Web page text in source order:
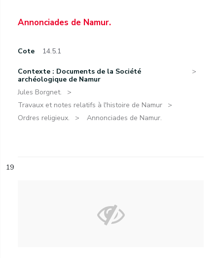
Annonciades de Namur.
Cote 14.5.1
Contexte : Documents de la Société
archéologique de Namur
Jules Borgnet.
Travaux et notes relatifs à l'histoire de Namur
Ordres religieux.
Annonciades de Namur.
19